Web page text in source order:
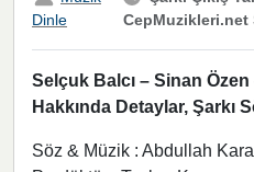
Dinle
CepMuzikleri.net
Selçuk Balcı – Sinan
Hakkında Detaylar, Şarkı
Söz & Müzik : Abdullah